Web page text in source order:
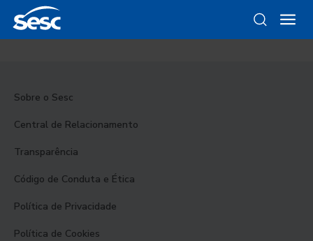
Sobre o Sesc
Central de Relacionamento
Transparência
Código de Conduta e Ética
Política de Privacidade
Política de Cookies